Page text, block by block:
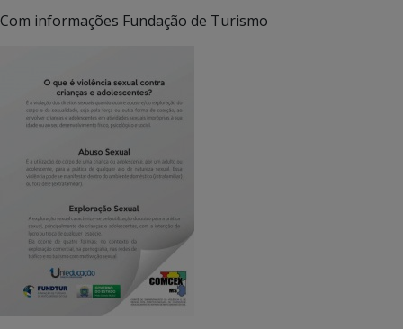
Com informações Fundação de Turismo